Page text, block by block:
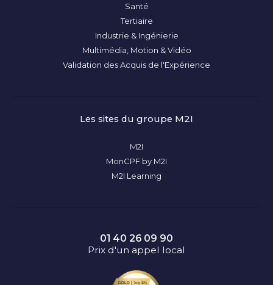
Santé
Tertiaire
Industrie & Ingénierie
Multimédia, Motion & Vidéo
Validation des Acquis de l'Expérience
Les sites du groupe M2I
M2I
MonCPF by M2I
M2I Learning
01 40 26 09 90
Prix d'un appel local